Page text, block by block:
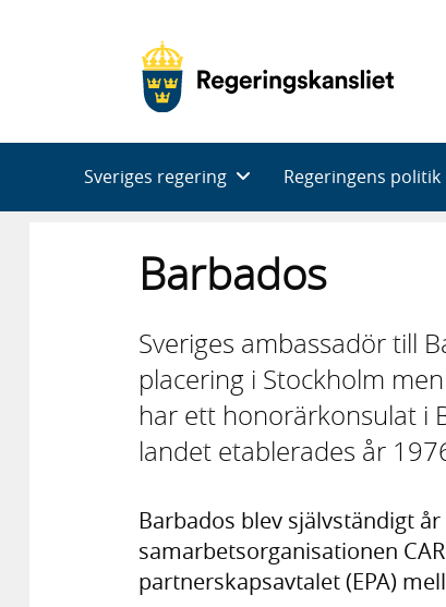
Sveriges regering Regeringens politik
Barbados
Sveriges ambassadör till
placering i Stockholm
har ett honorärkonsulat i
landet etablerades år
Barbados blev självständigt
samarbetsorganisationen
partnerskapsavtalet (EPA)